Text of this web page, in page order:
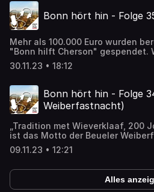
schönen Dinge im kommenden
erzählt sie im Gespräch mit
Löcherbach. __________________________________________ Mehr zum
Oberbürgermeisterin:
https://bonn.de/
Bonn hört hin - Folge
Mehr als 100.000 Euro wurden
"Bonn hilft Cherson" gespendet.
Solidaritätspartnerschaft
ukrainischen Stadt entstand und
Programmkoordinatorin Ukraine
Help, und Stefan Wagner, Leiter
Internationales und globale
Löcherbach. Spendenkonto Help
IBAN: DE47 3708 0040 0240 0030 00 BIC: DRES DE
Commerzbank Spendenstichwort: Bonn hilft Cherson
30.11.23 • 18:12
Bonn hört hin - Folge
Weiberfastnacht)
„Tradition met Wieverklaaf, 200
ist das Motto der Beueler
gesagt, der 200. Beueler
Wieverfastelovend im
Stadtsprecherin Barbara
Bezirksverwaltungsstelle Beuel,
09.11.23 • 12:21
Alles